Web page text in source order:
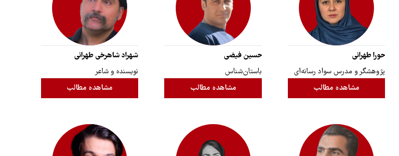
حورا طهرانی
پژوهشگر و مدرس سواد رسانه‌ای
مشاهده مطالب
حسین فیضی
باستان‌شناس
مشاهده مطالب
شهراد شاهرخی طهرانی
نویسنده و شاعر
مشاهده مطالب